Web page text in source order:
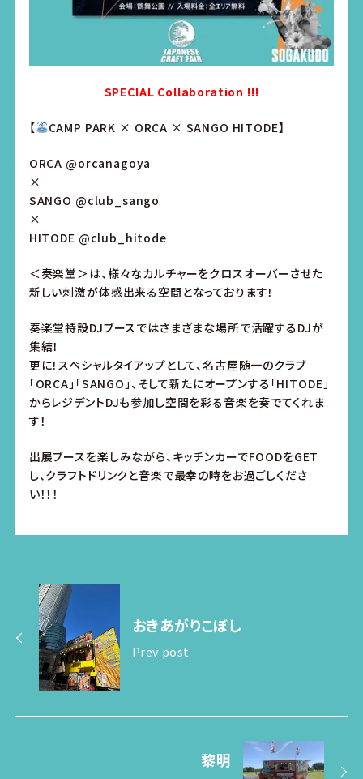
SPECIAL Collaboration !!!
【 CAMP PARK × ORCA × SANGO HITODE】
ORCA @orcanagoya
×
SANGO @club_sango
×
HITODE @club_hitode
＜奏楽堂＞は、様々なカルチャーをクロスオーバーさせた
新しい刺激が体感出来る空間となっております！
奏楽堂特設DJブースではさまざまな場所で活躍するDJが
集結！
更に！スペシャルタイアップとして、名古屋随一のクラブ
「ORCA」「SANGO」、そして新たにオープンする「HITODE」
からレジデントDJも参加し空間を彩る音楽を奏でてくれま
す！
出展ブースを楽しみながら、キッチンカーでFOODをGET
し、クラフトドリンクと音楽で最幸の時をお過ごしくださ
い！！！
おきあがりこぼし
Prev post
黎明